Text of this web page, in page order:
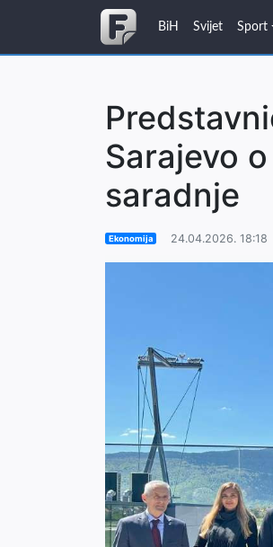
BiH Svijet Sport
Sarajevo
saradnje
Ekonomija 24.04.2026. 18:18